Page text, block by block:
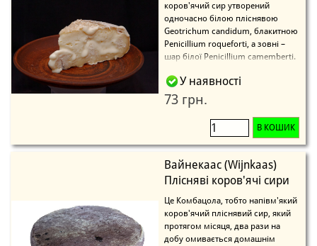
коров'ячий сир утворений
одночасно білою пліснявою
Geotrichum candidum, блакитною
Penicillium roqueforti, а зовні –
шар білої Penicillium camemberti.
У наявності
73 грн.
В КОШИК
Вайнекаас (Wijnkaas)
Плісняві коров'ячі сири
Це Комбацола, тобто напівм'який
коров'ячий пліснявий сир, який
протягом місяця, два рази на
добу омивається домашнім